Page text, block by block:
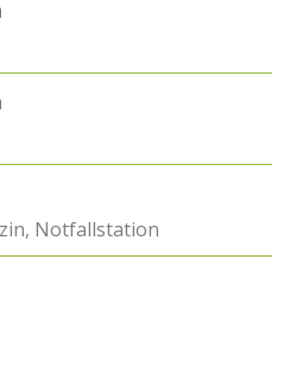
Notfallstation